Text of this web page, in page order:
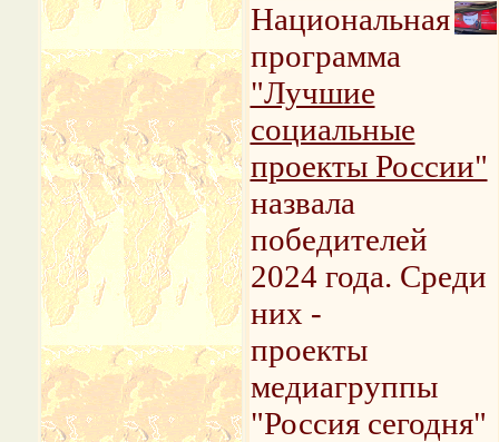
Национальная
программа
"Лучшие
социальные
проекты России"
назвала
победителей
2024 года. Среди
них -
проекты
медиагруппы
"Россия сегодня"